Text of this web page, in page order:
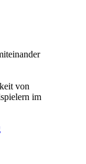
von
im